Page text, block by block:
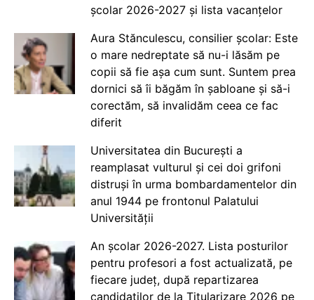
școlar 2026-2027 și lista vacanțelor
Aura Stănculescu, consilier școlar: Este
o mare nedreptate să nu-i lăsăm pe
copii să fie așa cum sunt. Suntem prea
dornici să îi băgăm în șabloane și să-i
corectăm, să invalidăm ceea ce fac
diferit
Universitatea din București a
reamplasat vulturul și cei doi grifoni
distruși în urma bombardamentelor din
anul 1944 pe frontonul Palatului
Universității
An școlar 2026-2027. Lista posturilor
pentru profesori a fost actualizată, pe
fiecare județ, după repartizarea
candidaților de la Titularizare 2026 pe